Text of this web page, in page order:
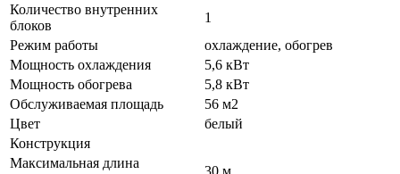
Количество внутренних
блоков
1
Режим работы
охлаждение, обогрев
Мощность охлаждения
5,6 кВт
Мощность обогрева
5,8 кВт
Обслуживаемая площадь
56 м2
Цвет
белый
Конструкция
Максимальная длина
30 м